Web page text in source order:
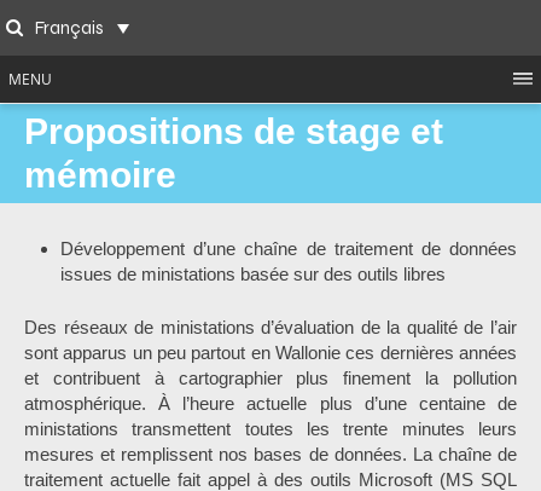
to
content
SearchFrançais
MENU
Propositions de stage et
mémoire
Développement d’une chaîne de traitement de données
issues de ministations basée sur des outils libres
Des réseaux de ministations d’évaluation de la qualité de l’air
sont apparus un peu partout en Wallonie ces dernières années
et contribuent à cartographier plus finement la pollution
atmosphérique. À l’heure actuelle plus d’une centaine de
ministations transmettent toutes les trente minutes leurs
mesures et remplissent nos bases de données. La chaîne de
traitement actuelle fait appel à des outils Microsoft (MS SQL